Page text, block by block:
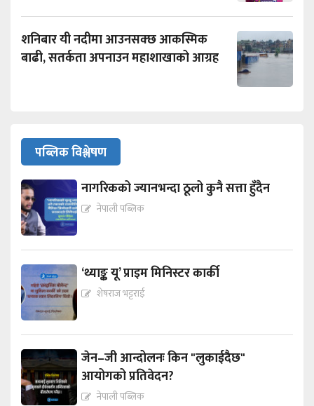
शनिबार यी नदीमा आउनसक्छ आकस्मिक
बाढी, सतर्कता अपनाउन महाशाखाको आग्रह
पब्लिक विश्लेषण
नागरिकको ज्यानभन्दा ठूलो कुनै सत्ता हुँदैन
नेपाली पब्लिक
‘थ्याङ्क यू’ प्राइम मिनिस्टर कार्की
शेषराज भट्टराई
जेन–जी आन्दोलनः किन "लुकाईदैछ"
आयोगको प्रतिवेदन?
नेपाली पब्लिक